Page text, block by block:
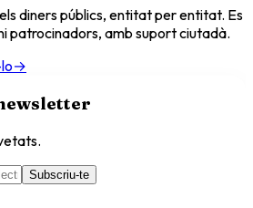
diners públics, entitat per entitat. Es
patrocinadors, amb suport ciutadà.
→
Subscriu-te